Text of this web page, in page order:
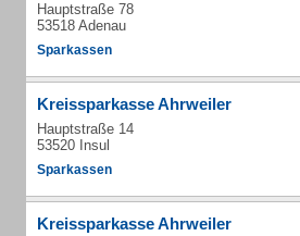
Hauptstraße 78
53518 Adenau
Sparkassen
Kreissparkasse Ahrweiler
Hauptstraße 14
53520 Insul
Sparkassen
Kreissparkasse Ahrweiler